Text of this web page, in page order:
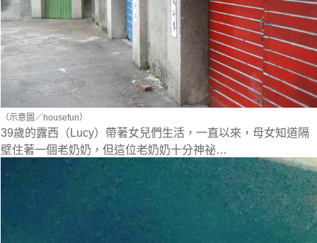
（示意圖／housefun）
39歲的露西（Lucy）帶著女兒們生活，一直以來， 母女知道隔
壁住著一個老奶奶，但這位老奶奶十分神祕…